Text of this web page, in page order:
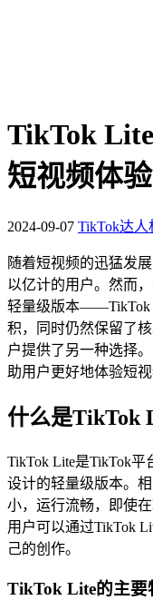
TikTok
短视频体验
2024-09-07 TikTok达人
随着短视频的迅猛发
以亿计的用户。然而
轻量级版本——TikTok
积，同时仍然保留了
户提供了另一种选择
助用户更好地体验短视
什么是TikTok
TikTok Lite是TikTok
设计的轻量级版本。
小，运行流畅，即使
用户可以通过TikTok
己的创作。
TikTok Lite的主要